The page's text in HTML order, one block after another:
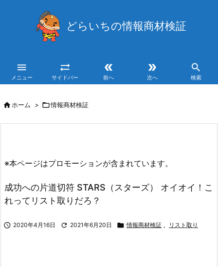
どらいちの情報商材検証

メニュー

サイドバー

前へ

次へ

検索
ホーム > 情報商材検証
※本ページはプロモーションが含まれています。
成功への片道切符 STARS（スターズ） オイオイ！こ
れってリスト取りだろ？
 2020年4月16日  2021年6月20日  情報商材検証 , リスト取り